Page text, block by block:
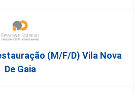
(m/f/d) Vila Nova
De Gaia